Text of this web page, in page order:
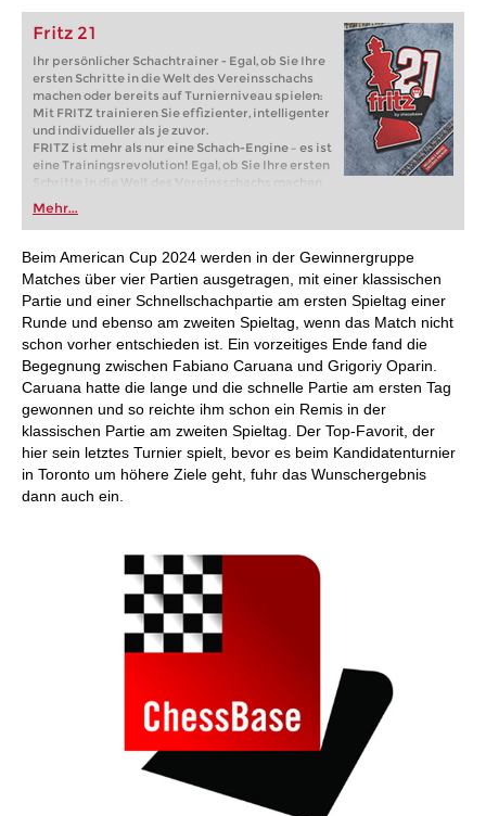
Fritz 21
Ihr persönlicher Schachtrainer - Egal, ob Sie Ihre
ersten Schritte in die Welt des Vereinsschachs
machen oder bereits auf Turnierniveau spielen:
Mit FRITZ trainieren Sie effizienter, intelligenter
und individueller als je zuvor.
FRITZ ist mehr als nur eine Schach-Engine – es ist
eine Trainingsrevolution! Egal, ob Sie Ihre ersten
Schritte in die Welt des Vereinsschachs machen
oder bereits auf Turnierniveau spielen: Mit
FRITZ trainieren Sie effizienter, intelligenter und
individueller als je zuvor.
Mehr...
Beim American Cup 2024 werden in der Gewinnergruppe
Matches über vier Partien ausgetragen, mit einer klassischen
Partie und einer Schnellschachpartie am ersten Spieltag einer
Runde und ebenso am zweiten Spieltag, wenn das Match nicht
schon vorher entschieden ist. Ein vorzeitiges Ende fand die
Begegnung zwischen Fabiano Caruana und Grigoriy Oparin.
Caruana hatte die lange und die schnelle Partie am ersten Tag
gewonnen und so reichte ihm schon ein Remis in der
klassischen Partie am zweiten Spieltag. Der Top-Favorit, der
hier sein letztes Turnier spielt, bevor es beim Kandidatenturnier
in Toronto um höhere Ziele geht, fuhr das Wunschergebnis
dann auch ein.